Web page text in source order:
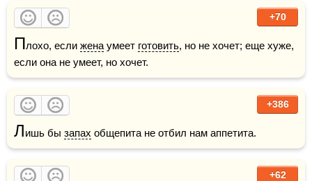
+70
Плохо, если жена умеет готовить, но не хочет; еще хуже,
если она не умеет, но хочет.
+386
Лишь бы запах общепита не отбил нам аппетита.
+62